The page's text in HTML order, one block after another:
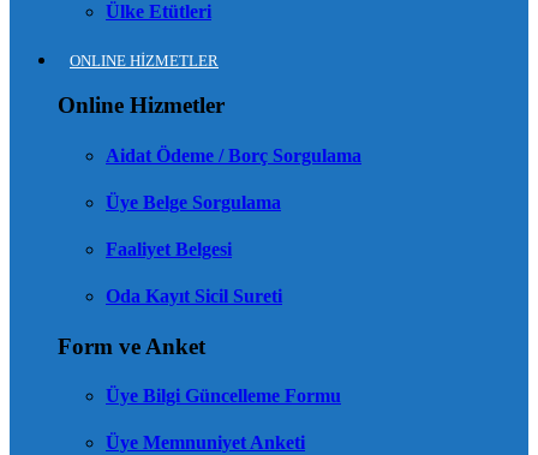
Ülke Etütleri
ONLINE HİZMETLER
Online Hizmetler
Aidat Ödeme / Borç Sorgulama
Üye Belge Sorgulama
Faaliyet Belgesi
Oda Kayıt Sicil Sureti
Form ve Anket
Üye Bilgi Güncelleme Formu
Üye Memnuniyet Anketi